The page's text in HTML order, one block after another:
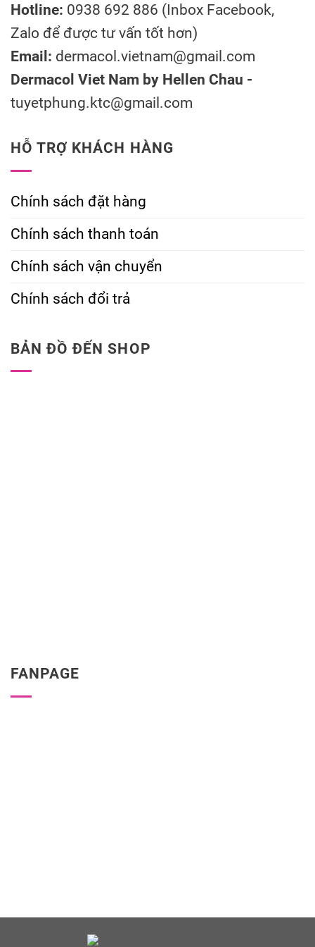
Hotline: 0938 692 886 (Inbox Facebook,
Zalo để được tư vấn tốt hơn)
Email: dermacol.vietnam@gmail.com
Dermacol Viet Nam by Hellen Chau -
tuyetphung.ktc@gmail.com
HỖ TRỢ KHÁCH HÀNG
Chính sách đặt hàng
Chính sách thanh toán
Chính sách vận chuyển
Chính sách đổi trả
BẢN ĐỒ ĐẾN SHOP
FANPAGE